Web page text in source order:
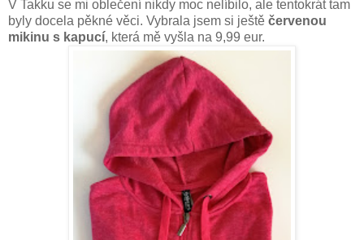
V Takku se mi oblečení nikdy moc nelíbilo, ale tentokrát tam
byly docela pěkné věci. Vybrala jsem si ještě červenou
mikinu s kapucí, která mě vyšla na 9,99 eur.